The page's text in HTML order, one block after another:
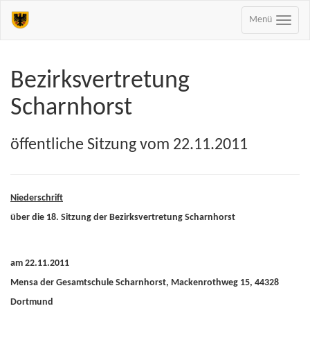
Menü
Bezirksvertretung
Scharnhorst
öffentliche Sitzung vom 22.11.2011
Niederschrift
über die 18. Sitzung der Bezirksvertretung Scharnhorst
am 22.11.2011
Mensa der Gesamtschule Scharnhorst, Mackenrothweg 15, 44328
Dortmund